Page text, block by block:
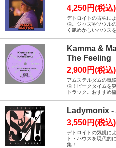
4,250円(税込)
デトロイトの古株に
弾。ジャズやソウル
く艶めかしいハウス
Kamma &
The Feeling
2,900円(税込)
アムステルダムの気
弾！ピークタイムを
トラック。おすすめ
Ladymonix -
3,550円(税込)
デトロイトの気鋭に
ト・ハウスを現代的
集！